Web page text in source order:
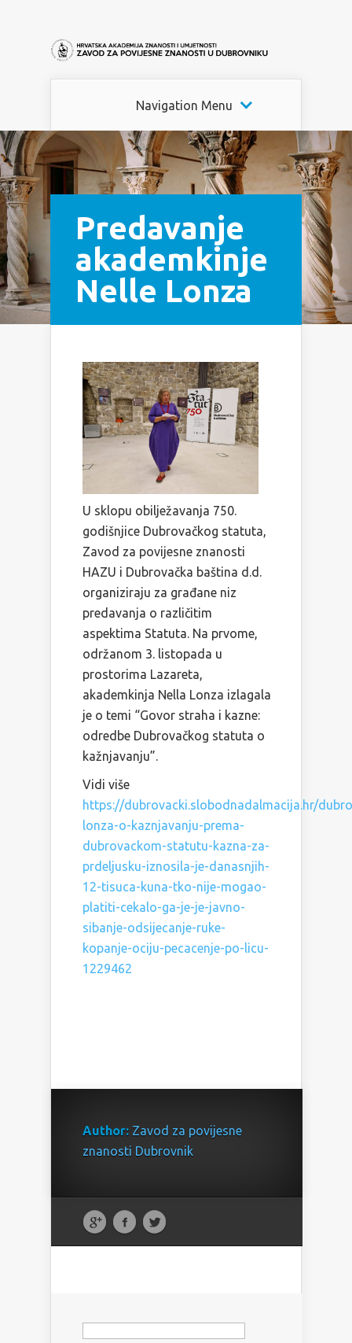
Navigation Menu
Predavanje
akademkinje
Nelle Lonza
U sklopu obilježavanja 750.
godišnjice Dubrovačkog statuta,
Zavod za povijesne znanosti
HAZU i Dubrovačka baština d.d.
organiziraju za građane niz
predavanja o različitim
aspektima Statuta. Na prvome,
održanom 3. listopada u
prostorima Lazareta,
akademkinja Nella Lonza izlagala
je o temi “Govor straha i kazne:
odredbe Dubrovačkog statuta o
kažnjavanju”.
Vidi više
https://dubrovacki.slobodnadalmacija.hr/
lonza-o-kaznjavanju-prema-
dubrovackom-statutu-kazna-za-
prdeljusku-iznosila-je-danasnjih-
12-tisuca-kuna-tko-nije-mogao-
platiti-cekalo-ga-je-je-javno-
sibanje-odsijecanje-ruke-
kopanje-ociju-pecacenje-po-licu-
1229462
Author: Zavod za povijesne
znanosti Dubrovnik
Pretraži: